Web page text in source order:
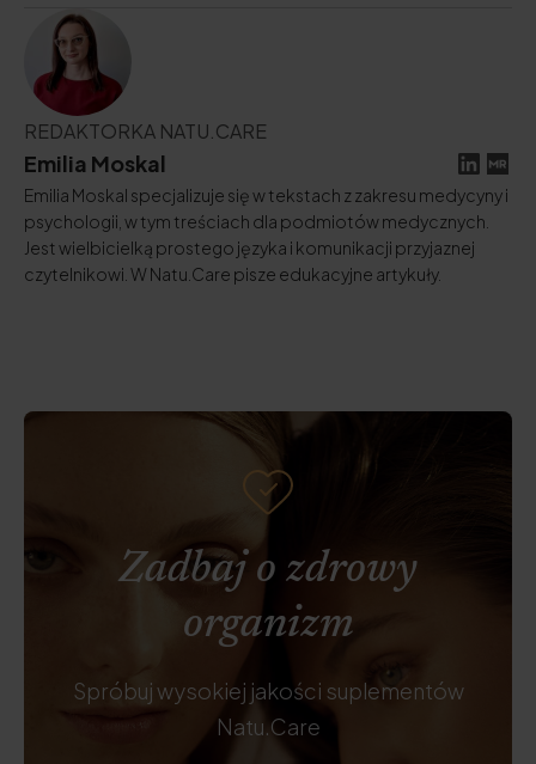
REDAKTORKA NATU.CARE
Emilia Moskal
Emilia Moskal specjalizuje się w tekstach z zakresu medycyny i
psychologii, w tym treściach dla podmiotów medycznych.
Jest wielbicielką prostego języka i komunikacji przyjaznej
czytelnikowi. W Natu.Care pisze edukacyjne artykuły.
Zadbaj o zdrowy
organizm
Spróbuj wysokiej jakości suplementów
Natu.Care